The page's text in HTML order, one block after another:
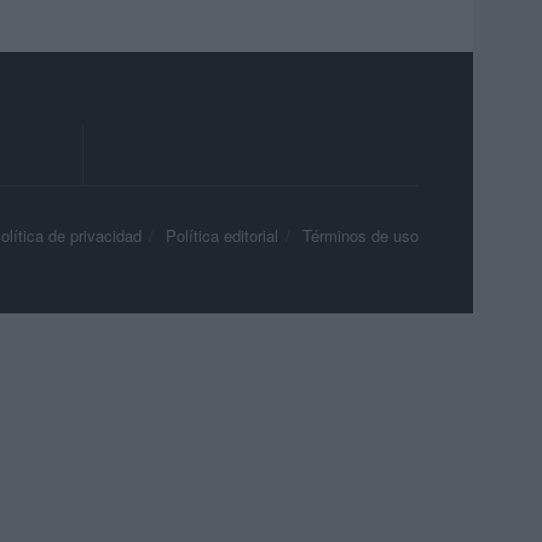
de privacidad Política editorial Términos de uso